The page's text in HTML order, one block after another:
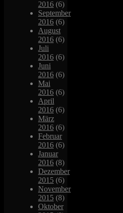
2016 (6)
September
2016 (6)
August
2016 (6)
Juli
2016 (6)
Juni
2016 (6)
Mai
2016 (6)
April
2016 (6)
März
2016 (6)
Februar
2016 (6)
Januar
2016 (8)
Dezember
2015 (6)
November
2015 (8)
Oktober